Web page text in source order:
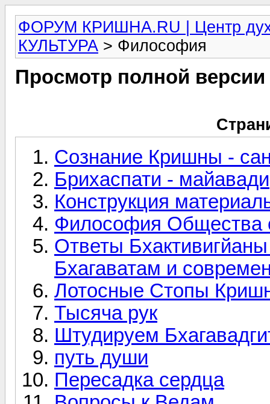
ФОРУМ КРИШНА.RU | Центр
КУЛЬТУРА > Философия
Просмотр полной
Сознание Кришны -
Брихаспати - майавади
Конструкция
Философия Общества
Ответы
Бхагаватам и
Лотосные Стопы
Тысяча рук
Штудируем
путь души
Пересадка сердца